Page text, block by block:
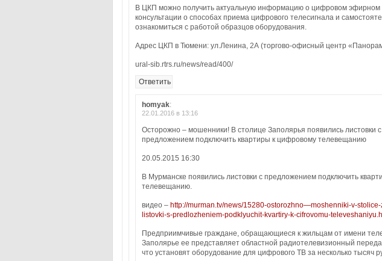
В ЦКП можно получить актуальную информацию о цифровом эфирном
консультации о способах приема цифрового телесигнала и
ознакомиться с работой образцов оборудования.
Адрес ЦКП в Тюмени: ул.Ленина, 2А (торгово-офисный центр
ural-sib.rtrs.ru/news/read/400/
Ответить
homyak:
22.01.2016 в 13:16
Осторожно – мошенники! В столице Заполярья появились листовки с
предложением подключить квартиры к цифровому телевещанию
20.05.2015 16:30
В Мурманске появились листовки с предложением подключить
телевещанию.
видео – http://murman.tv/news/15280-ostorozhno—moshenniki-v-
listovki-s-predlozheniem-podklyuchit-kvartiry-k-cifrovomu-
Предприимчивые граждане, обращающиеся к жильцам от имени
Заполярье ее представляет областной радиотелевизионный
что установят оборудование для цифрового ТВ за несколько тысяч